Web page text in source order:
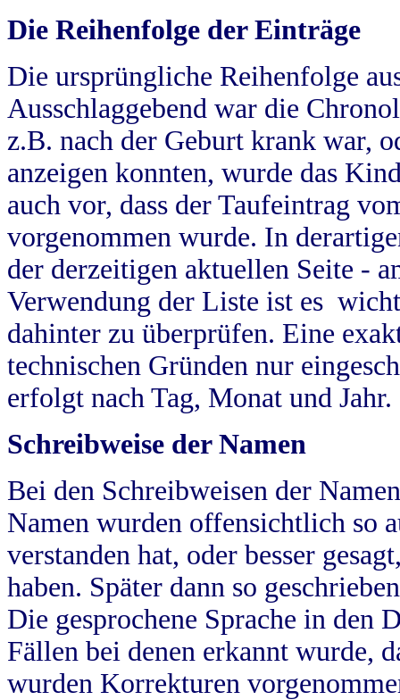
Die Reihenfolge der Einträge
Die ursprüngliche Reihenfolge
Ausschlaggebend war die
z.B. nach der Geburt krank war,
anzeigen konnten, wurde das
auch vor, dass der Taufeintrag
vorgenommen wurde. In
der derzeitigen aktuellen Seite -
Verwendung der Liste ist es
dahinter zu überprüfen. Eine
technischen Gründen nur
erfolgt nach Tag, Monat und Jahr.
Schreibweise der Namen
Bei den Schreibweisen der
Namen wurden offensichtlich so
verstanden hat, oder besser
haben. Später dann so
Die gesprochene Sprache in
Fällen bei denen erkannt wurde,
wurden Korrekturen